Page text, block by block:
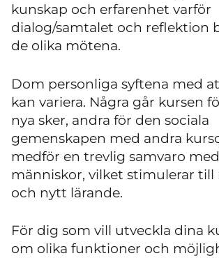
kunskap och erfarenhet varför
dialog/samtalet och reflektion
de olika mötena.
Dom personliga syftena med
kan variera. Några går kursen
nya sker, andra för den sociala
gemenskapen med andra
medför en trevlig samvaro
människor, vilket stimulerar till
och nytt lärande.
För dig som vill utveckla dina
om olika funktioner och